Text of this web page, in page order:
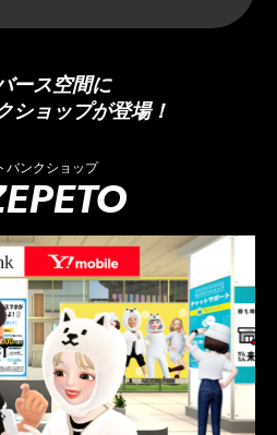
ース空間に
ショップが登場！
バンクショップ